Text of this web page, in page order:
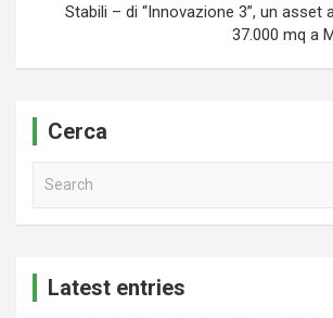
Stabili – di “Innovazione 3”, un asset
37.000 mq a
Cerca
Latest entries